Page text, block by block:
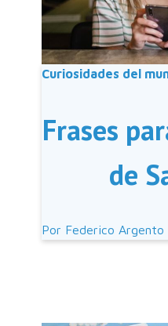
Curiosidades del
Frases
de
Por Federico Argento